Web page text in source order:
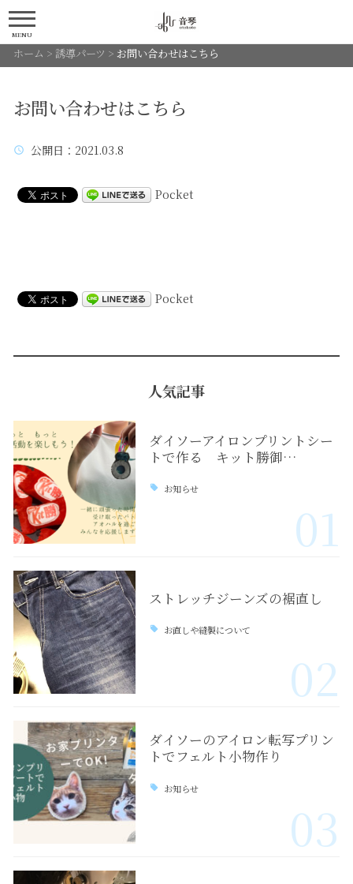
MENU
ホーム > 誘導パーツ > お問い合わせはこちら
お問い合わせはこちら
公開日 ：2021.03.8
Pocket
Pocket
人気記事
ダイソーアイロンプリントシー
トで作る キット勝御…
お知らせ
01
ストレッチジーンズの裾直し
お直しや縫製について
02
ダイソーのアイロン転写プリン
トでフェルト小物作り
お知らせ
03